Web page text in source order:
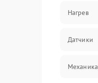
Нагрев
Датчики
Механика